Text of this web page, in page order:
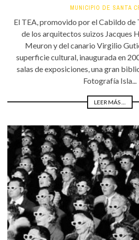
MUNICIPIO DE SANTA
El TEA, promovido por el Cabildo de
de los arquitectos suizos Jacques
Meuron y del canario Virgilio
superficie cultural, inaugurada en
salas de exposiciones, una gran
Fotografía Isla...
LEER MÁS ...